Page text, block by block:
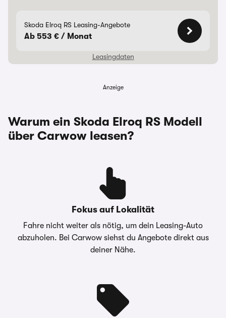
Skoda Elroq RS Leasing-Angebote
Ab 553 € / Monat
Leasingdaten
Monatliche Rate 553,00 €
Gesamtbetrag 26.544,00 €
Effektiver Jahreszins
Zweigniederlassung der
Anzeige
Warum ein Skoda Elroq RS Modell
über Carwow leasen?
Fokus auf Lokalität
Fahre nicht weiter als nötig, um dein Leasing-Auto
abzuholen. Bei Carwow siehst du Angebote direkt aus
deiner Nähe.